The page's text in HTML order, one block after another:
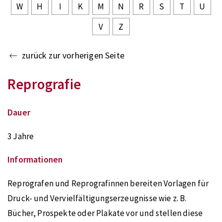
W
H I K M N R S T
U
V
Z
zurück zur vorherigen Seite
Reprografie
Dauer
3 Jahre
Informationen
Reprografen und Reprografinnen bereiten Vorlagen für
Druck- und Vervielfältigungserzeugnisse wie z. B.
Bücher, Prospekte oder Plakate vor und stellen diese